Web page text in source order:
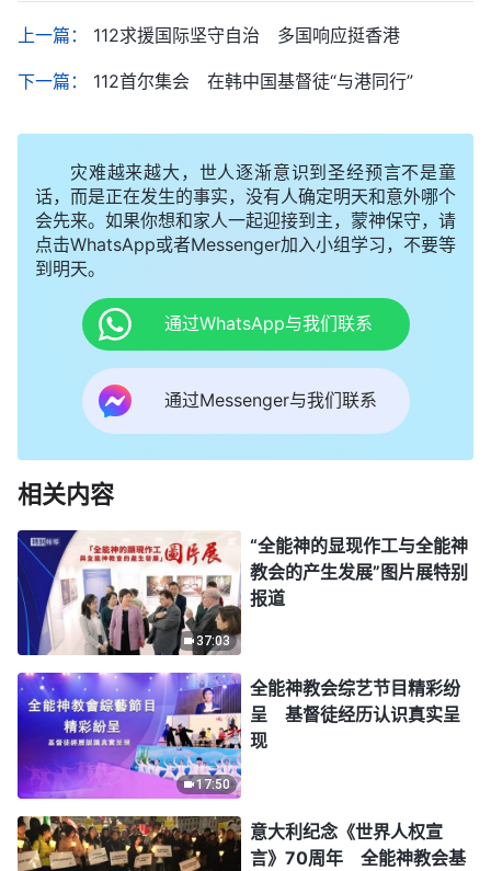
上一篇： 112求援国际坚守自治 多国响应挺香港
下一篇： 112首尔集会 在韩中国基督徒“与港同行”
灾难越来越大，世人逐渐意识到圣经预言不是童
话，而是正在发生的事实，没有人确定明天和意外哪个
会先来。如果你想和家人一起迎接到主，蒙神保守，请
点击WhatsApp或者Messenger加入小组学习，不要等
到明天。
通过WhatsApp与我们联系
通过Messenger与我们联系
相关内容
37:03
“全能神的显现作工与全能神
教会的产生发展”图片展特别
报道
17:50
全能神教会综艺节目精彩纷
呈 基督徒经历认识真实呈
现
意大利纪念《世界人权宣
言》70周年 全能神教会基